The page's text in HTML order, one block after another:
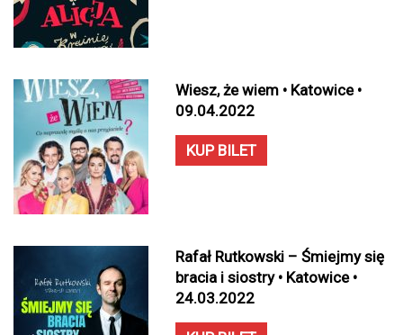
Wiesz, że wiem • Katowice •
09.04.2022
KUP BILET
Rafał Rutkowski – Śmiejmy się
bracia i siostry • Katowice •
24.03.2022